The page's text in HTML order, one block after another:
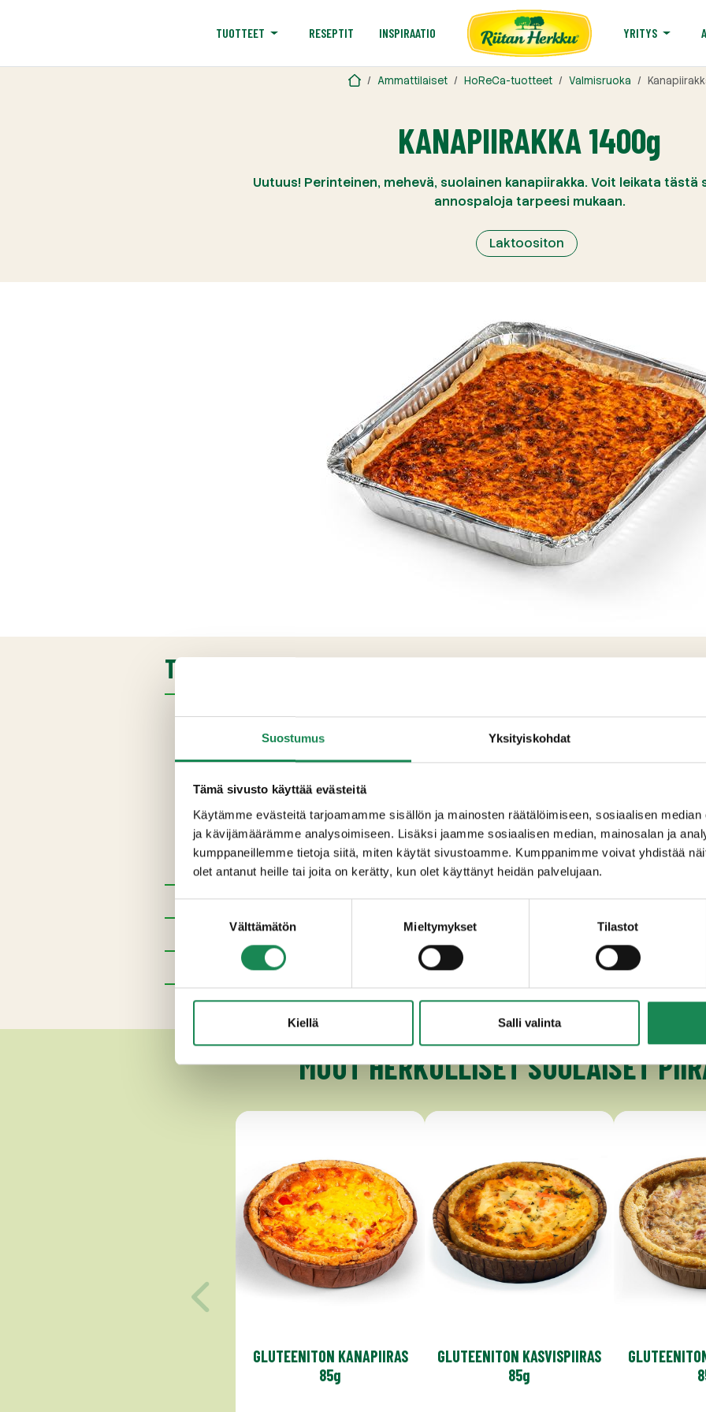
Suostumus Yksityiskohdat
Tämä sivusto käyttää evästeitä
Käytämme evästeitä tarjoamamme sisällön ja mainosten räätälöimiseen, sosiaalisen
ja kävijämäärämme analysoimiseen. Lisäksi jaamme sosiaalisen median, mainosalan ja
kumppaneillemme tietoja siitä, miten käytät sivustoamme. Kumppanimme voivat yhdistää
olet antanut heille tai joita on kerätty, kun olet käyttänyt heidän palvelujaan.
Välttämätön Mieltymykset Tilastot
Kiellä Salli valinta
TUOTTEET RESEPTIT INSPIRAATIO YRITYS
Ammattilaiset HoReCa-tuotteet Valmisruoka
KANAPIIRAKKA 1400g
Uutuus! Perinteinen, mehevä, suolainen kanapiirakka. Voit leikata tästä
annospaloja tarpeesi mukaan.
Laktoositon
TUOTETIEDOT
VEHNÄjauho (vehnä, jauhonparanne (E300), entzymiOHRAmallasjauho), margariini
rapsi), A- ja D-vitamiini], vesi,KANANMUNA, suola, sokeri. Täyte: kanakuutio [broilerin
dekstroosi, hapettumisenestoaine (E301), maltodekstriini, happamuudensäätöaine
mauste (inkivääri), aromit],KANANMUNA,TUOREJUUSTO[pastöroitu kirnuMAITO ,
JUUSTORAASTE[MAITO, suola, mikrobiologinen juoksute, väri (E160b), maissitärkkelys],
suola, mustapippuri. Sisältää kanaa 14%
Pakkauskoot
Erikoisruokavaliot
Ravintosisältö
Lisätiedot
MUUT HERKULLISET SUOLAISET
GLUTEENITON KANAPIIRAS
85g
GLUTEENITON KASVISPIIRAS
85g